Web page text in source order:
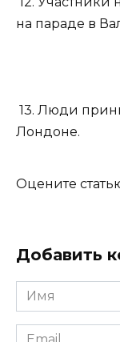
на параде в
13. Люди
Лондоне.
Оцените
Добавить
Имя
*
Email